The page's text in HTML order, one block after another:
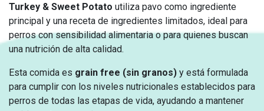
Turkey & Sweet Potato utiliza pavo como ingrediente
principal y una receta de ingredientes limitados, ideal para
perros con sensibilidad alimentaria o para quienes buscan
una nutrición de alta calidad.
Esta comida es grain free (sin granos) y está formulada
para cumplir con los niveles nutricionales establecidos para
perros de todas las etapas de vida, ayudando a mantener